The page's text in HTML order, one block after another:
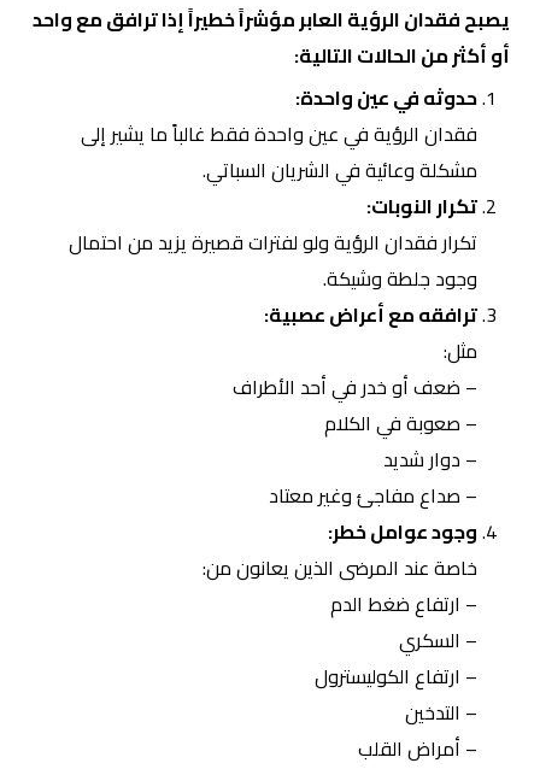
يصبح فقدان الرؤية العابر مؤشراً خطيراً إذا ترافق مع واحد
أو أكثر من الحالات التالية:
حدوثه في عين واحدة:
فقدان الرؤية في عين واحدة فقط غالباً ما يشير إلى
مشكلة وعائية في الشريان السباتي.
تكرار النوبات:
تكرار فقدان الرؤية ولو لفترات قصيرة يزيد من احتمال
وجود جلطة وشيكة.
ترافقه مع أعراض عصبية:
مثل:
– ضعف أو خدر في أحد الأطراف
– صعوبة في الكلام
– دوار شديد
– صداع مفاجئ وغير معتاد
وجود عوامل خطر:
خاصة عند المرضى الذين يعانون من:
– ارتفاع ضغط الدم
– السكري
– ارتفاع الكوليسترول
– التدخين
– أمراض القلب